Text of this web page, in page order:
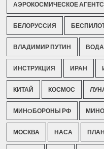
АЭРОКОСМИЧЕСКОЕ
БЕЛОРУССИЯ
ВЛАДИМИР ПУТИН ВОДА
ИНСТРУКЦИЯ ИРАН
КИТАЙ КОСМОС
МИНOБОРОНЫ РФ
МОСКВА НАСА